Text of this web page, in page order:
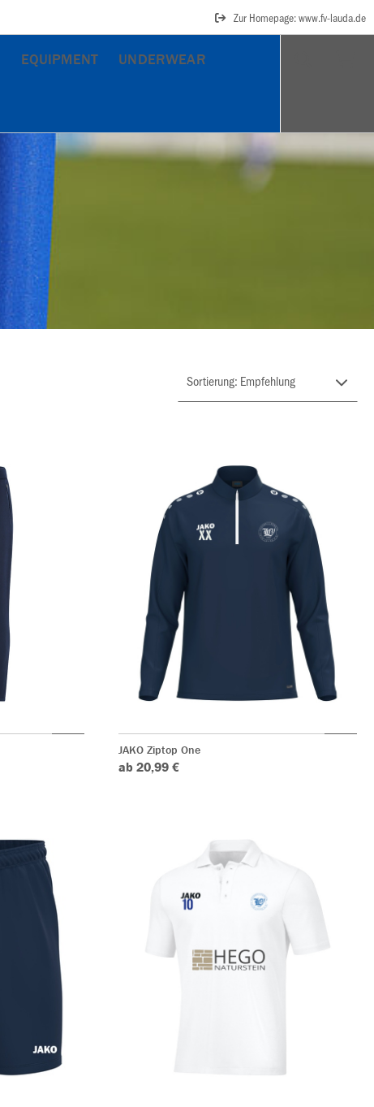
Zur Homepage: www.fv-lauda.de
EQUIPMENT UNDERWEAR
JAKO Ziptop One
ab 20,99 €